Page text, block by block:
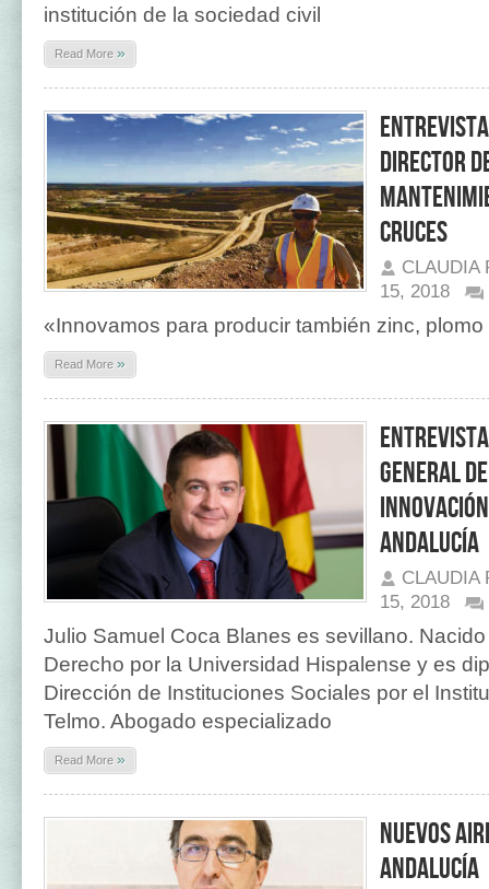
institución de la sociedad civil
Read More »
Director
Cruces
CLAUDIA
15, 2018
«Innovamos para producir también zinc, plomo
Read More »
General
Andalucía
CLAUDIA
15, 2018
Julio Samuel Coca Blanes es sevillano.
Derecho por la Universidad Hispalense y es
Dirección de Instituciones Sociales por el
Telmo. Abogado especializado
Read More »
Nuevos
Andalucía